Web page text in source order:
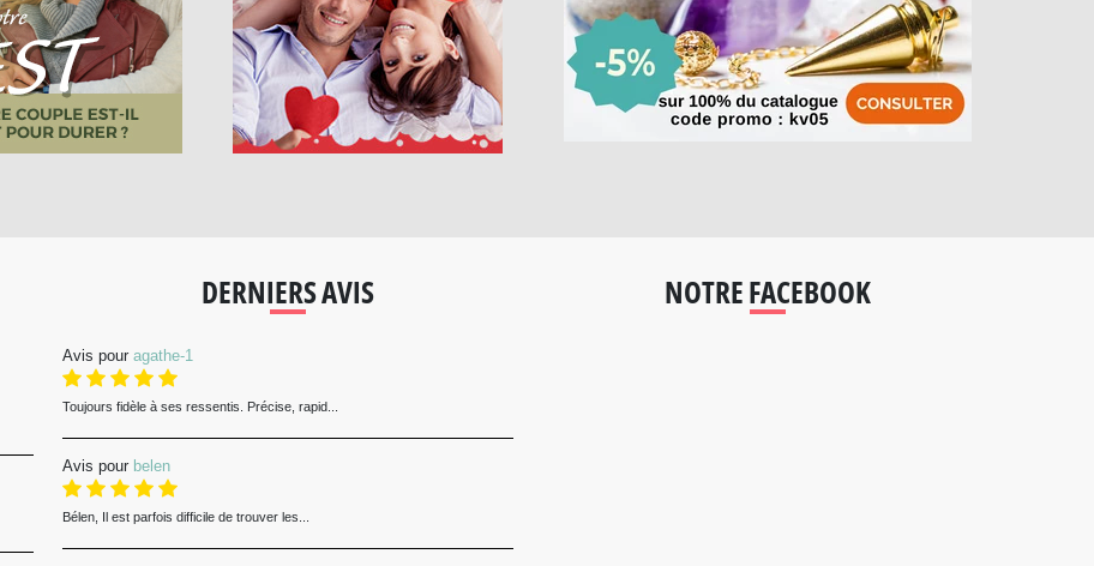
DERNIERS AVIS
Avis pour agathe-1
Toujours fidèle à ses ressentis. Précise, rapid...
Avis pour belen
Bélen, Il est parfois difficile de trouver les...
NOTRE FACEBOOK